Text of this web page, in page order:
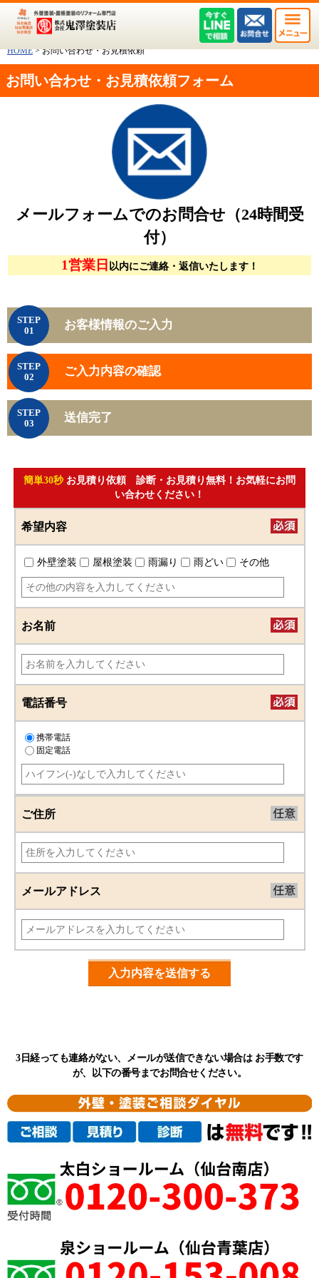
HOME > お問い合わせ・お見積依頼
お問い合わせ・お見積依頼フォーム
メールフォームでのお問合せ（24時間受
付）
1営業日 以内にご連絡・返信いたします！
STEP
01
お客様情報のご入力
STEP
02
ご入力内容の確認
STEP
03
送信完了
簡単30秒 お見積り依頼 診断・お見積り無料！お気軽にお問
い合わせください！
希望内容
外壁塗装 屋根塗装 雨漏り 雨どい その他
お名前
電話番号
携帯電話
固定電話
ご住所
メールアドレス
入力内容を送信する
3日経っても連絡がない、メールが送信できない場合はお手数です
が、以下の番号までお問合せください。